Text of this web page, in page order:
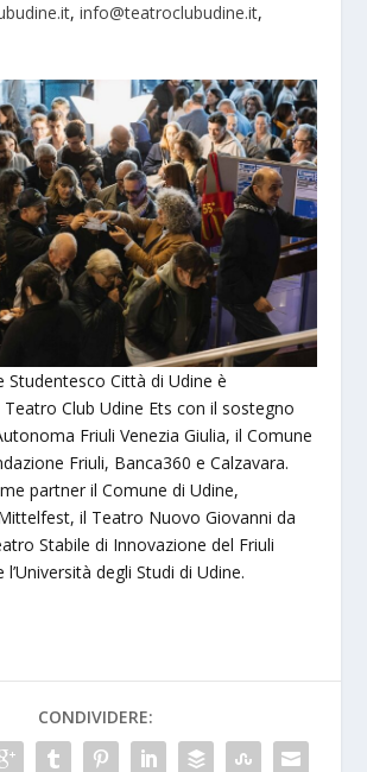
,info@teatroclubudine.it,
Studentesco Città di Udine è
Club Udine Ets con il sostegno
Friuli Venezia Giulia, il Comune
Friuli, Banca360 e Calzavara.
partner il Comune di Udine,
il Teatro Nuovo Giovanni da
Stabile di Innovazione del Friuli
l’Università degli Studi di Udine.
CONDIVIDERE: